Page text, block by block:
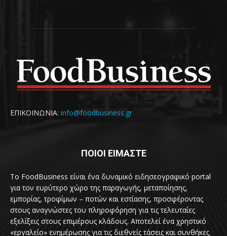
ΕΠΙΚΟΙΝΩΝΙΑ: info@foodbusiness.gr
ΠΟΙΟΙ ΕΙΜΑΣΤΕ
Το FoodBusiness είναι ένα δυναμικό ειδησεογραφικό portal
για τον ευρύτερο χώρο της παραγωγής, μεταποίησης,
εμπορίας, τροφίμων – ποτών και εστίασης, προσφέροντας
στους αναγνώστες του πληροφόρηση για τις τελευταίες
εξελίξεις στους επιμέρους κλάδους. Αποτελεί ένα χρηστικό
«εργαλείο» ενημέρωσης για τις διεθνείς τάσεις και συνθήκες.